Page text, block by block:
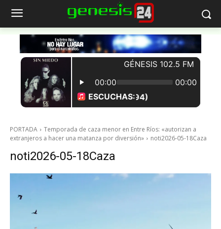
PORTADA
Temporada de caza menor en Entre Ríos: «autorizan a
extranjeros a hacer una matanza por diversión»
noti2026-05-18Caza
noti2026-05-18Caza